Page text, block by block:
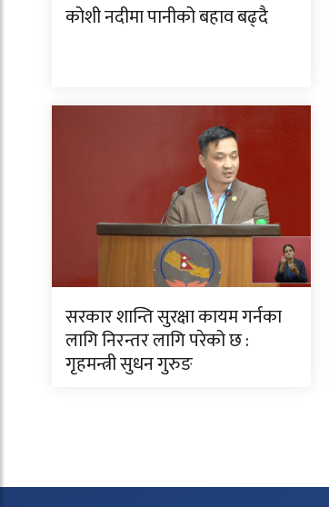
कोशी नदीमा पानीको बहाव बढ्दै
सरकार शान्ति सुरक्षा कायम गर्नका
लागि निरन्तर लागि परेको छ :
गृहमन्त्री सुधन गुरुङ